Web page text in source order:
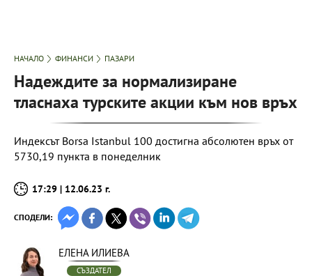
НАЧАЛО ФИНАНСИ ПАЗАРИ
Надеждите за нормализиране
тласнаха турските акции към нов връх
Индексът Borsa Istanbul 100 достигна абсолютен връх от
5730,19 пункта в понеделник
17:29 | 12.06.23 г.
СПОДЕЛИ:
ЕЛЕНА ИЛИЕВА
СЪЗДАТЕЛ